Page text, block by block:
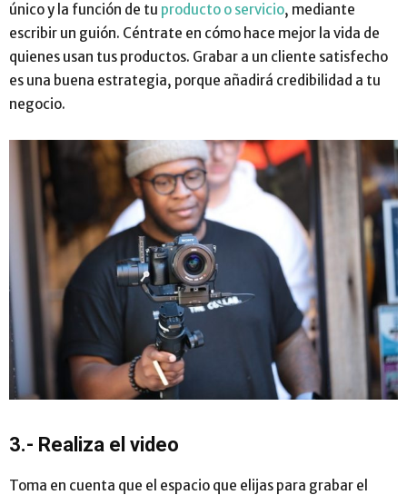
único y la función de tu producto o servicio, mediante
escribir un guión. Céntrate en cómo hace mejor la vida de
quienes usan tus productos. Grabar a un cliente satisfecho
es una buena estrategia, porque añadirá credibilidad a tu
negocio.
3.- Realiza el video
Toma en cuenta que el espacio que elijas para grabar el